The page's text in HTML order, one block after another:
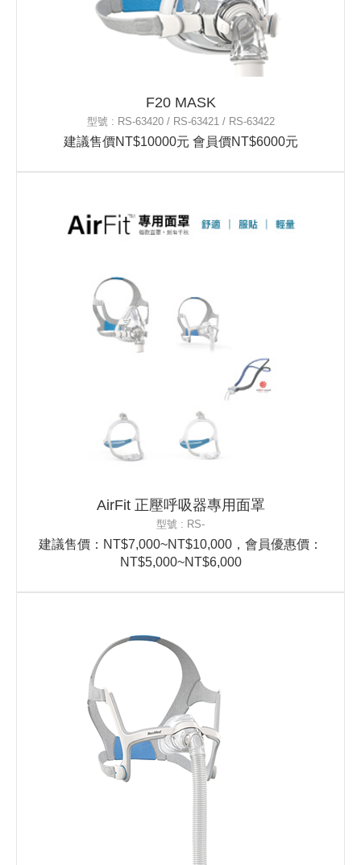
F20 MASK
型號 : RS-63420 / RS-63421 / RS-63422
建議售價NT$10000元 會員價NT$6000元
AirFit 正壓呼吸器專用面罩
型號 : RS-
建議售價：NT$7,000~NT$10,000，會員優惠價：
NT$5,000~NT$6,000